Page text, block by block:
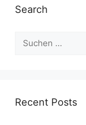
Search
Suche
nach:
Recent Posts